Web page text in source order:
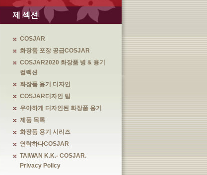
제 섹션
COSJAR
화장품 포장 공급COSJAR
COSJAR2020 화장품 병 & 용기
컬렉션
화장품 용기 디자인
COSJAR디자인 팀
우아하게 디자인된 화장품 용기
제품 목록
화장품 용기 시리즈
연락하다COSJAR
TAIWAN K.K.- COSJAR.
Privacy Policy